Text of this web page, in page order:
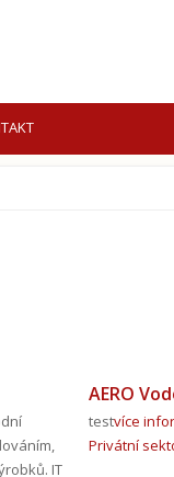
IT
AERO
testvíce
Privátní